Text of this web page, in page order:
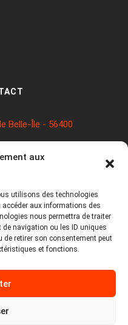
aux
utilisons des technologies
aux informations des
nous permettra de traiter
navigation ou les ID uniques
de retirer son consentement peut
et fonctions.
Belle-Île - 56400
réservés -